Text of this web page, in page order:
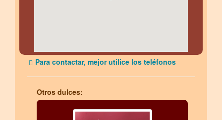
Para contactar, mejor utilice los teléfonos
Otros dulces: